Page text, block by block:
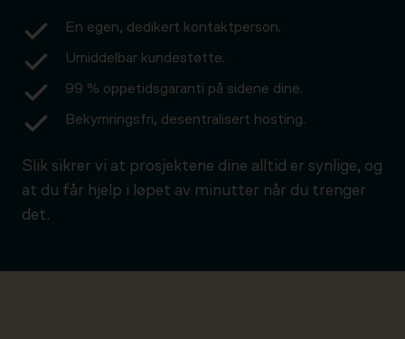
En egen, dedikert kontaktperson.
Umiddelbar kundestøtte.
99 % oppetidsgaranti på sidene dine.
Bekymringsfri, desentralisert hosting.
Slik sikrer vi at prosjektene dine alltid er synlige, og
at du får hjelp i løpet av minutter når du trenger
det.